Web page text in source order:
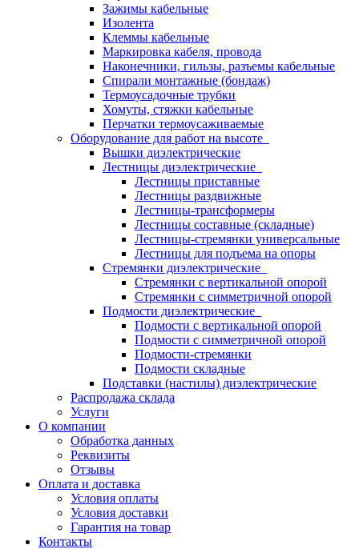
Зажимы кабельные
Изолента
Клеммы кабельные
Маркировка кабеля, провода
Наконечники, гильзы, разъемы кабельные
Спирали монтажные (бондаж)
Термоусадочные трубки
Хомуты, стяжки кабельные
Перчатки термоусаживаемые
Оборудование для работ на высоте
Вышки диэлектрические
Лестницы диэлектрические
Лестницы приставные
Лестницы раздвижные
Лестницы-трансформеры
Лестницы составные (складные)
Лестницы-стремянки универсальные
Лестницы для подъема на опоры
Стремянки диэлектрические
Стремянки с вертикальной опорой
Стремянки с симметричной опорой
Подмости диэлектрические
Подмости с вертикальной опорой
Подмости с симметричной опорой
Подмости-стремянки
Подмости складные
Подставки (настилы) диэлектрические
Распродажа склада
Услуги
О компании
Обработка данных
Реквизиты
Отзывы
Оплата и доставка
Условия оплаты
Условия доставки
Гарантия на товар
Контакты